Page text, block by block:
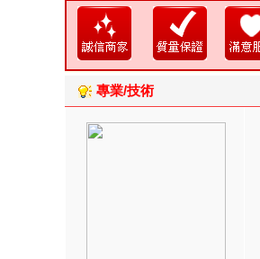
專業/技術